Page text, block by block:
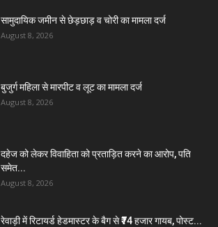
सामुदायिक जमीन से छेड़छाड़ व चोरी का मामला दर्ज
August 8, 2026
बुजुर्ग महिला से मारपीट व लूट का मामला दर्ज
August 8, 2026
दहेज को लेकर विवाहिता को प्रताड़ित करने का आरोप, पति
समेत...
August 8, 2026
रेवाड़ी में रिटायर्ड हेडमास्टर के बैग से ₹74 हजार गायब, पोस्ट...